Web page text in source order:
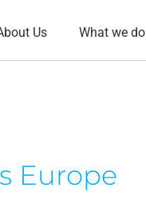
Us What we do
Europe